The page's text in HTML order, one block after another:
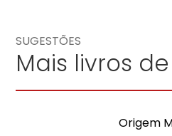
SUGESTÕES
Mais livros
Origem